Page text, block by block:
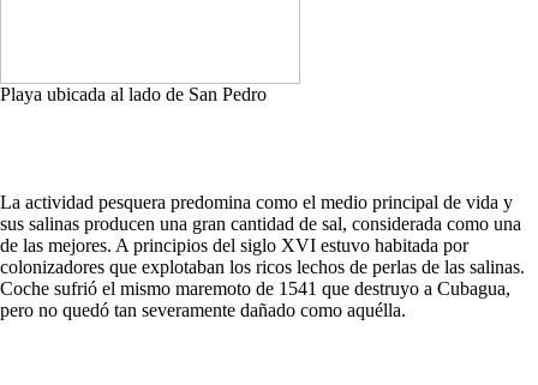
Playa ubicada al lado de San Pedro
La actividad pesquera predomina como el medio principal de vida y
sus salinas producen una gran cantidad de sal, considerada como una
de las mejores. A principios del siglo XVI estuvo habitada por
colonizadores que explotaban los ricos lechos de perlas de las salinas.
Coche sufrió el mismo maremoto de 1541 que destruyo a Cubagua,
pero no quedó tan severamente dañado como aquélla.